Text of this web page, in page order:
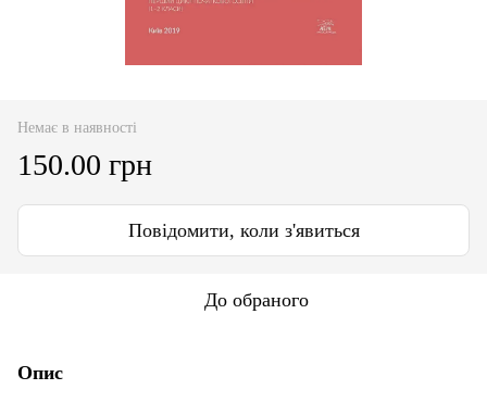
Немає в наявності
150.00 грн
Повідомити, коли з'явиться
До обраного
Опис